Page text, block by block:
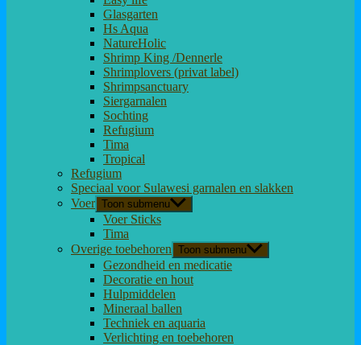
Glasgarten
Hs Aqua
NatureHolic
Shrimp King /Dennerle
Shrimplovers (privat label)
Shrimpsanctuary
Siergarnalen
Sochting
Refugium
Tima
Tropical
Refugium
Speciaal voor Sulawesi garnalen en slakken
Voer Toon submenu
Voer Sticks
Tima
Overige toebehoren Toon submenu
Gezondheid en medicatie
Decoratie en hout
Hulpmiddelen
Mineraal ballen
Techniek en aquaria
Verlichting en toebehoren